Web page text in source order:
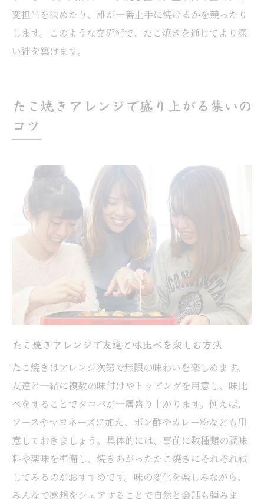
タコパを盛り上げるたこ焼きゲームアイデ
ア
変担当を決めたり、誰が一番上手に焼けるかを競ったり
します。このような交流術で、たこ焼きを通じてより深
い絆を築けます。
たこ焼きアレンジで盛り上がる集いの
コツ
たこ焼きアレンジで友達と味比べを楽しむ方法
たこ焼きはアレンジ次第で無限の味わいを楽しめます。
友達と一緒に複数の味付けやトッピングを用意し、味比
べをすることでタコパが一層盛り上がります。例えば、
ソースやマヨネーズに加え、ポン酢やカレー粉なども用
意しておきましょう。具体的には、事前に数種類の調味
料や薬味を準備し、焼きあがったたこ焼きにそれぞれ試
してみるのがおすすめです。味の変化を楽しみながら、
みんなで感想をシェアすることで自然と会話も弾みま